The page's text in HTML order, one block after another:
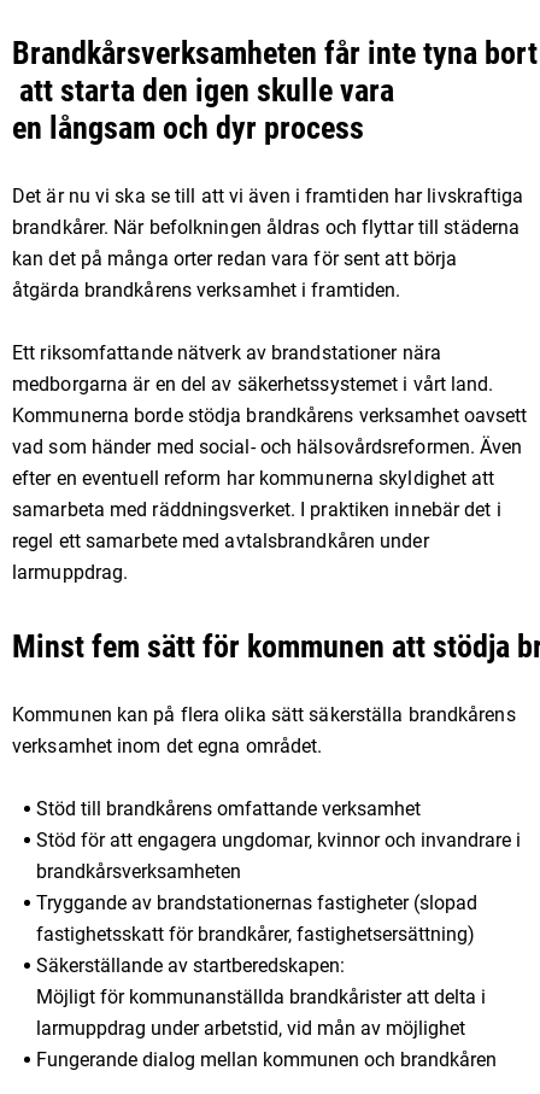
Brandkårsverksamheten får inte tyna
att starta den igen skulle vara
en långsam och dyr process
Det är nu vi ska se till att vi även i framtiden har livskraftiga
brandkårer. När befolkningen åldras och flyttar till städerna
kan det på många orter redan vara för sent att börja
åtgärda brandkårens verksamhet i framtiden.
Ett riksomfattande nätverk av brandstationer nära
medborgarna är en del av säkerhetssystemet i vårt land.
Kommunerna borde stödja brandkårens verksamhet oavsett
vad som händer med social- och hälsovårdsreformen. Även
efter en eventuell reform har kommunerna skyldighet att
samarbeta med räddningsverket. I praktiken innebär det i
regel ett samarbete med avtalsbrandkåren under
larmuppdrag.
Minst fem sätt för kommunen att stödja
Kommunen kan på flera olika sätt säkerställa brandkårens
verksamhet inom det egna området.
Stöd till brandkårens omfattande verksamhet
Stöd för att engagera ungdomar, kvinnor och invandrare i
brandkårsverksamheten
Tryggande av brandstationernas fastigheter (slopad
fastighetsskatt för brandkårer, fastighetsersättning)
Säkerställande av startberedskapen:
Möjligt för kommunanställda brandkårister att delta i
larmuppdrag under arbetstid, vid mån av möjlighet
Fungerande dialog mellan kommunen och brandkåren